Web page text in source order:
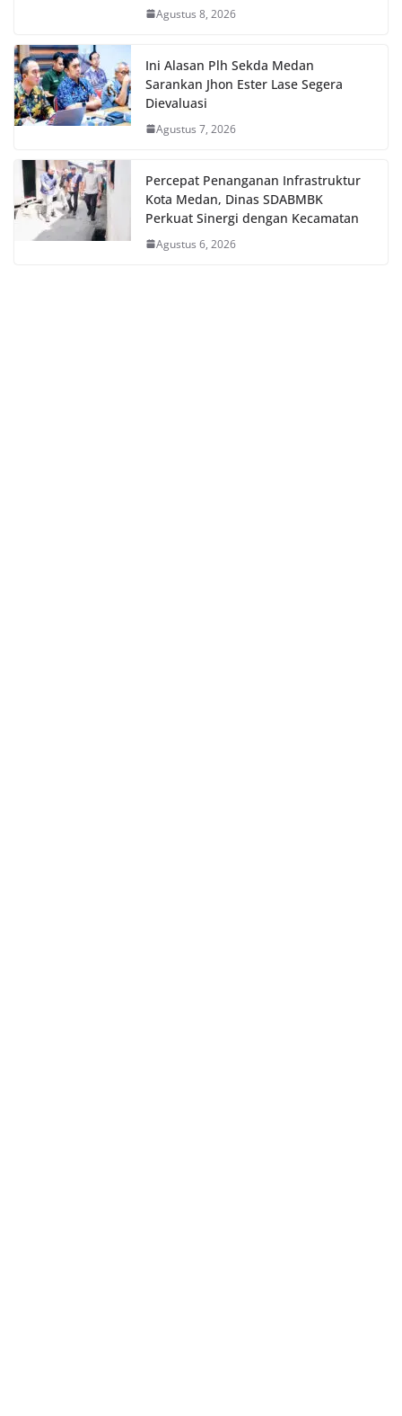
Agustus 8, 2026
Ini Alasan Plh Sekda Medan
Sarankan Jhon Ester Lase Segera
Dievaluasi
Agustus 7, 2026
Percepat Penanganan Infrastruktur
Kota Medan, Dinas SDABMBK
Perkuat Sinergi dengan Kecamatan
Agustus 6, 2026